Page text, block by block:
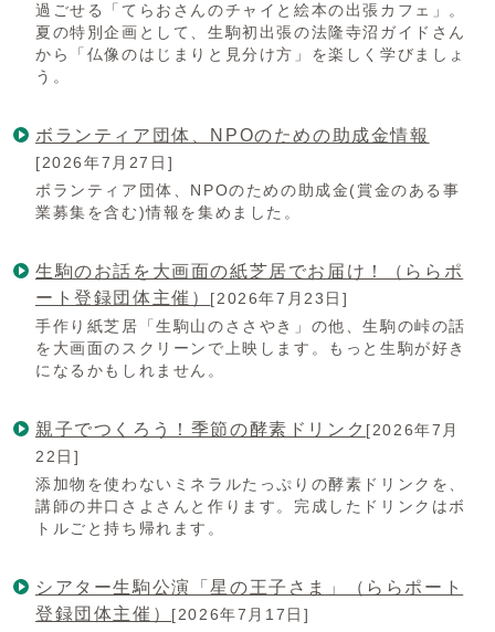
過ごせる「てらおさんのチャイと絵本の出張カフェ」。
夏の特別企画として、生駒初出張の法隆寺沼ガイドさん
から「仏像のはじまりと見分け方」を楽しく学びましょ
う。
ボランティア団体、NPOのための助成金情報
[2026年7月27日]
ボランティア団体、NPOのための助成金(賞金のある事
業募集を含む)情報を集めました。
生駒のお話を大画面の紙芝居でお届け！（ららポ
ート登録団体主催） [2026年7月23日]
手作り紙芝居「生駒山のささやき」の他、生駒の峠の話
を大画面のスクリーンで上映します。もっと生駒が好き
になるかもしれません。
親子でつくろう！季節の酵素ドリンク [2026年7月
22日]
添加物を使わないミネラルたっぷりの酵素ドリンクを、
講師の井口さよさんと作ります。完成したドリンクはボ
トルごと持ち帰れます。
シアター生駒公演「星の王子さま」（ららポート
登録団体主催） [2026年7月17日]